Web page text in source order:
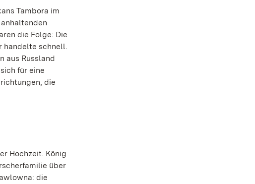
Tambora im
die Folge: Die
handelte schnell.
aus Russland
für eine
die
Hochzeit. König
über
die